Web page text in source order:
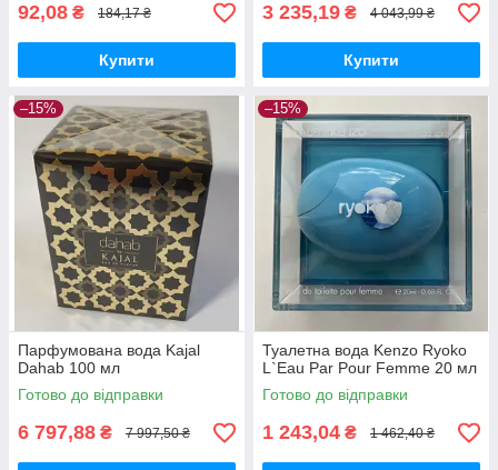
92,08 ₴ 184,17 ₴
Купити
3 235,19 ₴ 4 043,99 ₴
Купити
–15%
Парфумована вода Kajal
Dahab 100 мл
Готово до відправки
6 797,88 ₴ 7 997,50 ₴
–15%
Туалетна вода Kenzo Ryoko
L`Eau Par Pour Femme 20 мл
Готово до відправки
1 243,04 ₴ 1 462,40 ₴